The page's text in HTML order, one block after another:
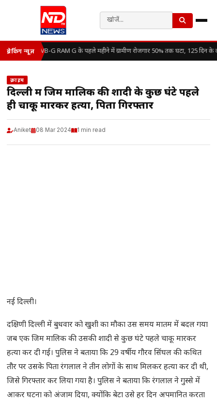
ब्रेकिंग न्यूज़ VB-G RAM G के पहले महीने में ग्रामीण रोजगार 50% तक घटा, 125 दिन के
क्राइम
दिल्ली में जिम मालिक की शादी के कुछ घंटे पहले
ही चाकू मारकर हत्या, पिता गिरफ्तार
Aniket 08 Mar 2024 1 min read
नई दिल्ली।
दक्षिणी दिल्ली में बुधवार को खुशी का मौका उस समय मातम में बदल गया
जब एक जिम मालिक की उसकी शादी से कुछ घंटे पहले चाकू मारकर
हत्या कर दी गई। पुलिस ने बताया कि 29 वर्षीय गौरव सिंघल की कथित
तौर पर उसके पिता रंगलाल ने तीन लोगों के साथ मिलकर हत्या कर दी थी,
जिसे गिरफ्तार कर लिया गया है। पुलिस ने बताया कि रंगलाल ने गुस्से में
आकर घटना को अंजाम दिया, क्योंकि बेटा उसे हर दिन अपमानित करता